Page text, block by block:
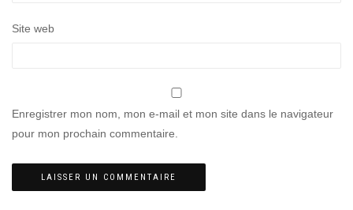
Site web
Enregistrer mon nom, mon e-mail et mon site dans le navigateur
pour mon prochain commentaire.